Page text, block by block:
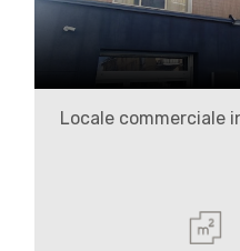
Locale commerciale